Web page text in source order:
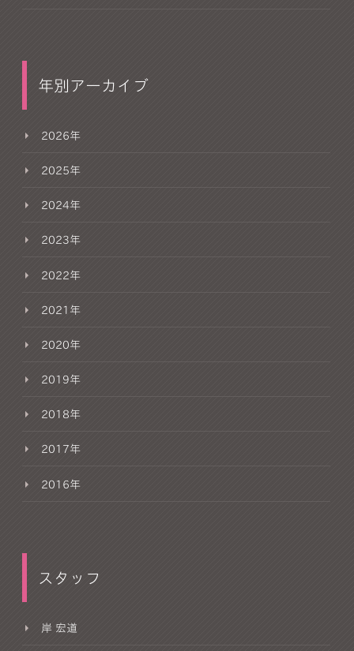
年別アーカイブ
2026年
2025年
2024年
2023年
2022年
2021年
2020年
2019年
2018年
2017年
2016年
スタッフ
岸 宏道